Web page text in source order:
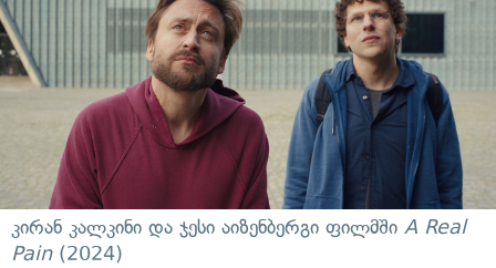
კირან კალკინი და ჯესი აიზენბერგი ფილმში A Real
Pain(2024)